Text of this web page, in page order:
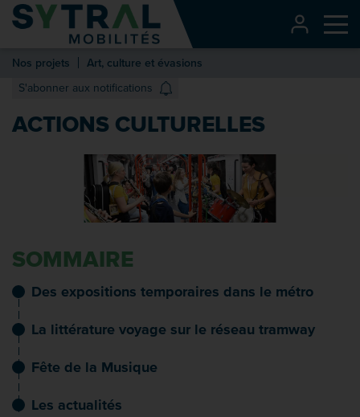
Contenu
Entête de page
Pied de page
Nos projets
Art, culture et évasions
S'abonner aux notifications
ACTIONS CULTURELLES
SOMMAIRE
Des expositions temporaires dans le métro
La littérature voyage sur le réseau tramway
Fête de la Musique
Les actualités